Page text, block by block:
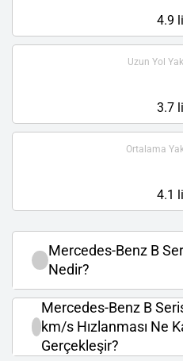
4.9
Uzun Yol
3.7
Ortalama
4.1
Mercedes-Benz B
Nedir?
Mercedes-Benz B
km/s Hızlanması Ne
Gerçekleşir?